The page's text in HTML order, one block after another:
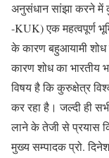
अनुसंधान सांझा करने में
-KUK) एक महत्वपूर्ण
के कारण बहुआयामी
कारण शोध का भारतीय
विषय है कि कुरुक्षेत्र
कर रहा है। जल्दी ही
लाने के तेजी से प्रयास
मुख्य सम्पादक प्रो.